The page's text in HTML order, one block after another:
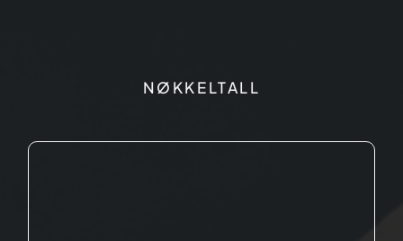
NØKKELTALL